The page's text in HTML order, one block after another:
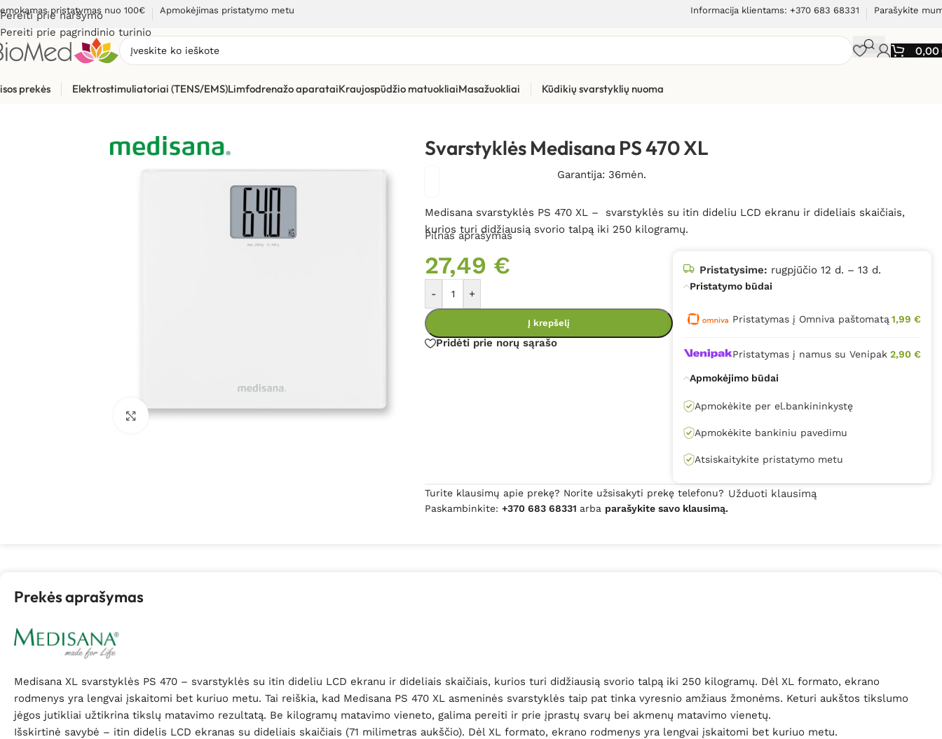
Pereiti prie naršymo
Pereiti prie pagrindinio turinio
pristatymas nuo 100€ Apmokėjimas pristatymo metu Informacija klientams: +370 683 68331 Parašykite
0,00
prekės Elektrostimuliatoriai (TENS/EMS)Limfodrenažo aparataiKraujospūdžio matuokliaiMasažuokliai Kūdikių svarstyklių nuoma
Sveikatos priežiūrai
Spustelėkite, kad padidintumėte
Svarstyklės Medisana PS 470 XL
Garantija: 36mėn.
Medisana svarstyklės PS 470 XL – svarstyklės su itin dideliu LCD ekranu ir dideliais skaičiais,
kurios turi didžiausią svorio talpą iki 250 kilogramų.
Pilnas aprašymas
27,49 €
- +
Į krepšelį
Pridėti prie norų sąrašo
Pristatysime: rugpjūčio 12 d. – 13 d.
Pristatymo būdai
Pristatymas į Omniva paštomatą 1,99 €
Pristatymas į namus su Venipak 2,90 €
Apmokėjimo būdai
Apmokėkite per el.bankininkystę
Apmokėkite bankiniu pavedimu
Atsiskaitykite pristatymo metu
Turite klausimų apie prekę? Norite užsisakyti prekę telefonu?
Paskambinkite:+370 683 68331 arba parašykite savo klausimą.
Užduoti klausimą
Prekės aprašymas
Medisana XL svarstyklės PS 470 – svarstyklės su itin dideliu LCD ekranu ir dideliais skaičiais, kurios turi didžiausią svorio talpą iki 250 kilogramų. Dėl XL formato, ekrano
rodmenys yra lengvai įskaitomi bet kuriuo metu. Tai reiškia, kad Medisana PS 470 XL asmeninės svarstyklės taip pat tinka vyresnio amžiaus žmonėms. Keturi aukštos tikslumo
jėgos jutikliai užtikrina tikslų matavimo rezultatą. Be kilogramų matavimo vieneto, galima pereiti ir prie įprastų svarų bei akmenų matavimo vienetų.
Išskirtinė savybė – itin didelis LCD ekranas su dideliais skaičiais (71 milimetras aukščio). Dėl XL formato, ekrano rodmenys yra lengvai įskaitomi bet kuriuo metu.